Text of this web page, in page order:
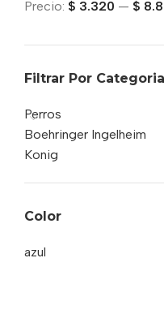
Precio: $ 3.320 — $
Filtrar Por Categoria
Perros
Boehringer Ingelheim
Konig
Color
azul